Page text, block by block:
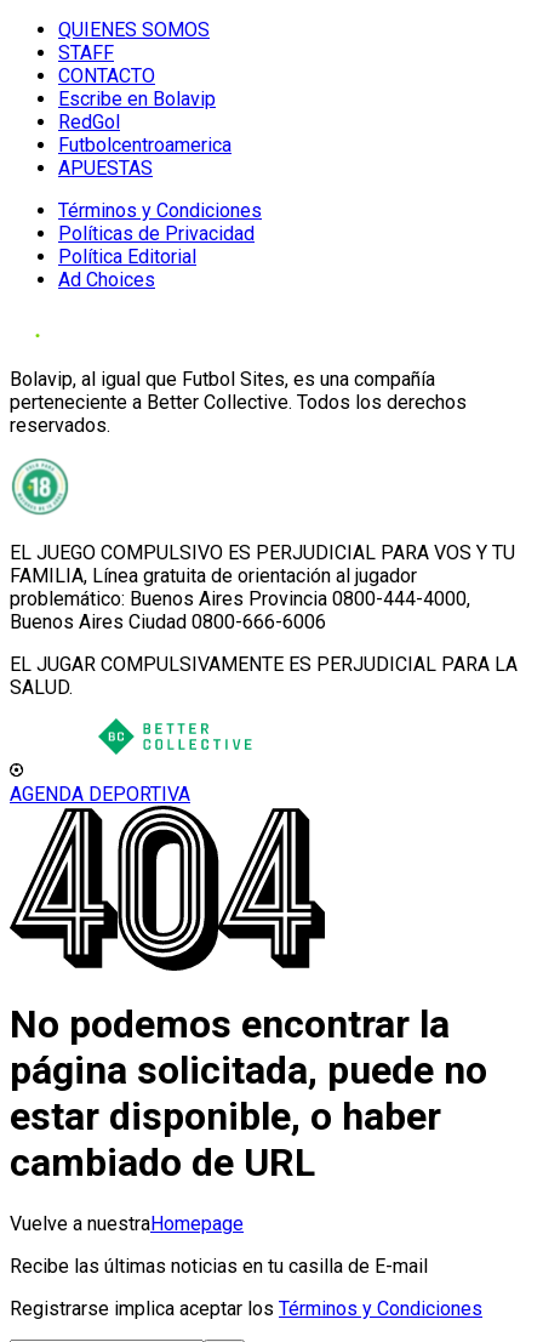
QUIENES SOMOS
STAFF
CONTACTO
Escribe en Bolavip
RedGol
Futbolcentroamerica
APUESTAS
Términos y Condiciones
Políticas de Privacidad
Política Editorial
Ad Choices
Bolavip, al igual que Futbol Sites, es una compañía
perteneciente a Better Collective. Todos los derechos
reservados.
EL JUEGO COMPULSIVO ES PERJUDICIAL PARA VOS Y TU
FAMILIA, Línea gratuita de orientación al jugador
problemático: Buenos Aires Provincia 0800-444-4000,
Buenos Aires Ciudad 0800-666-6006
EL JUGAR COMPULSIVAMENTE ES PERJUDICIAL PARA LA
SALUD.
AGENDA DEPORTIVA
No podemos encontrar la
página solicitada, puede no
estar disponible, o haber
cambiado de URL
Vuelve a nuestraHomepage
Recibe las últimas noticias en tu casilla de E-mail
Registrarse implica aceptar los Términos y Condiciones